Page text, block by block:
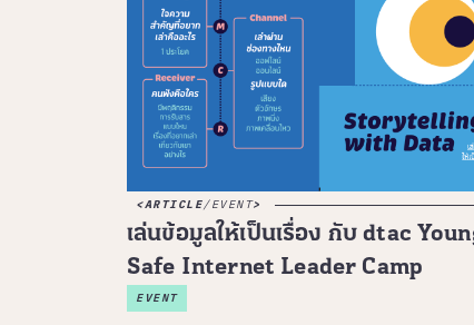
ARTICLE/EVENT
เล่นข้อมูลให้เป็นเรื่อง กับ dtac
Safe Internet Leader Camp
EVENT